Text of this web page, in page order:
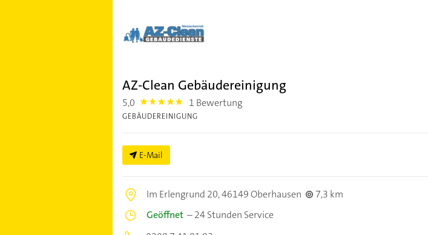
AZ-Clean Gebäudereinigung
5,0 5.0 1 Bewertung
GEBÄUDEREINIGUNG
E-Mail
Im Erlengrund 20,46149 Oberhausen
7,3 km
Geöffnet–24 Stunden Service